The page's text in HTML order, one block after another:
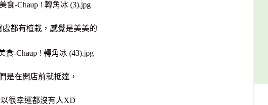
處都有植栽，感覺是美美的
是在開店前就抵達，
很幸運都沒有人XD